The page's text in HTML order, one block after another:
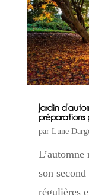
Jardin
préparations
par Lune
L’automne
son
régulières